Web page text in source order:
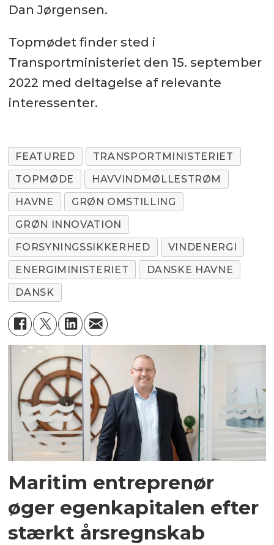
Dan Jørgensen.
Topmødet finder sted i
Transportministeriet den 15. september
2022 med deltagelse af relevante
interessenter.
FEATURED
TRANSPORTMINISTERIET
TOPMØDE
HAVVINDMØLLESTRØM
HAVNE
GRØN OMSTILLING
GRØN INNOVATION
FORSYNINGSSIKKERHED
VINDENERGI
ENERGIMINISTERIET
DANSKE HAVNE
DANSK
Maritim entreprenør
øger egenkapitalen efter
stærkt årsregnskab